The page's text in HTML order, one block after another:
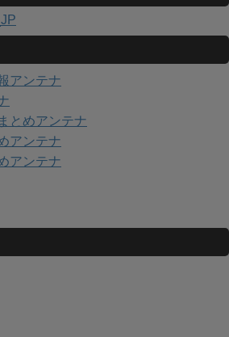
アンテナ
とめアンテナ
アンテナ
アンテナ